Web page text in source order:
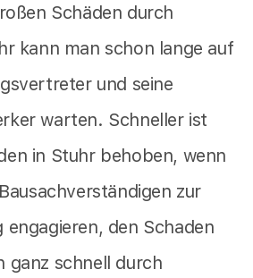
Schäden durch
kann man schon lange auf
und seine
warten. Schneller ist
in Stuhr behoben, wenn
zur
engagieren, den Schaden
ganz schnell durch